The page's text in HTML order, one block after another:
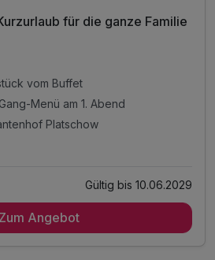
für die ganze Familie
vom Buffet
Menü am 1. Abend
Platschow
vom Buffet
Gültig bis 10.06.2029
Zum Angebot